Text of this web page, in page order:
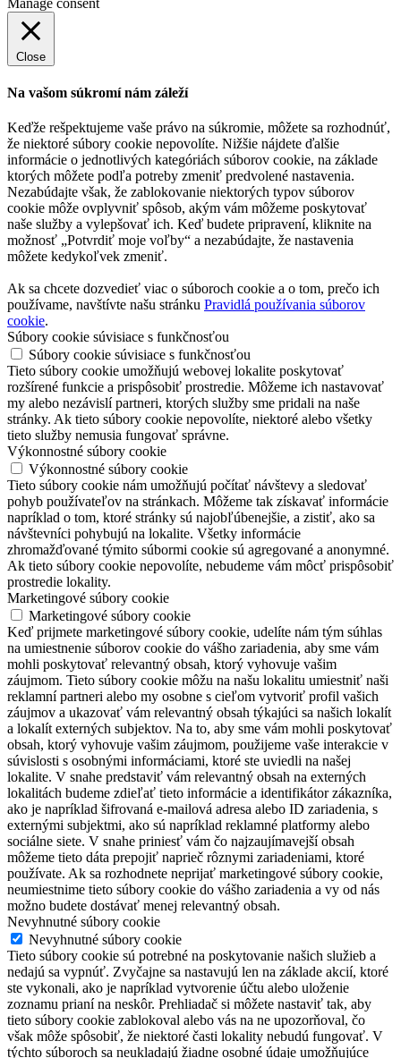
Close
Na vašom súkromí nám záleží
Keďže rešpektujeme vaše právo na súkromie, môžete sa rozhodnúť,
že niektoré súbory cookie nepovolíte. Nižšie nájdete ďalšie
informácie o jednotlivých kategóriách súborov cookie, na základe
ktorých môžete podľa potreby zmeniť predvolené nastavenia.
Nezabúdajte však, že zablokovanie niektorých typov súborov
cookie môže ovplyvniť spôsob, akým vám môžeme poskytovať
naše služby a vylepšovať ich. Keď budete pripravení, kliknite na
možnosť „Potvrdiť moje voľby“ a nezabúdajte, že nastavenia
môžete kedykoľvek zmeniť.
Ak sa chcete dozvedieť viac o súboroch cookie a o tom, prečo ich
používame, navštívte našu stránku Pravidlá používania súborov
cookie.
Súbory cookie súvisiace s funkčnosťou
Súbory cookie súvisiace s funkčnosťou
Tieto súbory cookie umožňujú webovej lokalite poskytovať
rozšírené funkcie a prispôsobiť prostredie. Môžeme ich nastavovať
my alebo nezávislí partneri, ktorých služby sme pridali na naše
stránky. Ak tieto súbory cookie nepovolíte, niektoré alebo všetky
tieto služby nemusia fungovať správne.
Výkonnostné súbory cookie
Výkonnostné súbory cookie
Tieto súbory cookie nám umožňujú počítať návštevy a sledovať
pohyb používateľov na stránkach. Môžeme tak získavať informácie
napríklad o tom, ktoré stránky sú najobľúbenejšie, a zistiť, ako sa
návštevníci pohybujú na lokalite. Všetky informácie
zhromažďované týmito súbormi cookie sú agregované a anonymné.
Ak tieto súbory cookie nepovolíte, nebudeme vám môcť prispôsobiť
prostredie lokality.
Marketingové súbory cookie
Marketingové súbory cookie
Keď prijmete marketingové súbory cookie, udelíte nám tým súhlas
na umiestnenie súborov cookie do vášho zariadenia, aby sme vám
mohli poskytovať relevantný obsah, ktorý vyhovuje vašim
záujmom. Tieto súbory cookie môžu na našu lokalitu umiestniť naši
reklamní partneri alebo my osobne s cieľom vytvoriť profil vašich
záujmov a ukazovať vám relevantný obsah týkajúci sa našich lokalít
a lokalít externých subjektov. Na to, aby sme vám mohli poskytovať
obsah, ktorý vyhovuje vašim záujmom, použijeme vaše interakcie v
súvislosti s osobnými informáciami, ktoré ste uviedli na našej
lokalite. V snahe predstaviť vám relevantný obsah na externých
lokalitách budeme zdieľať tieto informácie a identifikátor zákazníka,
ako je napríklad šifrovaná e-mailová adresa alebo ID zariadenia, s
externými subjektmi, ako sú napríklad reklamné platformy alebo
sociálne siete. V snahe priniesť vám čo najzaujímavejší obsah
môžeme tieto dáta prepojiť naprieč rôznymi zariadeniami, ktoré
používate. Ak sa rozhodnete neprijať marketingové súbory cookie,
neumiestnime tieto súbory cookie do vášho zariadenia a vy od nás
možno budete dostávať menej relevantný obsah.
Nevyhnutné súbory cookie
Nevyhnutné súbory cookie
Tieto súbory cookie sú potrebné na poskytovanie našich služieb a
nedajú sa vypnúť. Zvyčajne sa nastavujú len na základe akcií, ktoré
ste vykonali, ako je napríklad vytvorenie účtu alebo uloženie
zoznamu prianí na neskôr. Prehliadač si môžete nastaviť tak, aby
tieto súbory cookie zablokoval alebo vás na ne upozorňoval, čo
však môže spôsobiť, že niektoré časti lokality nebudú fungovať. V
týchto súboroch sa neukladajú žiadne osobné údaje umožňujúce